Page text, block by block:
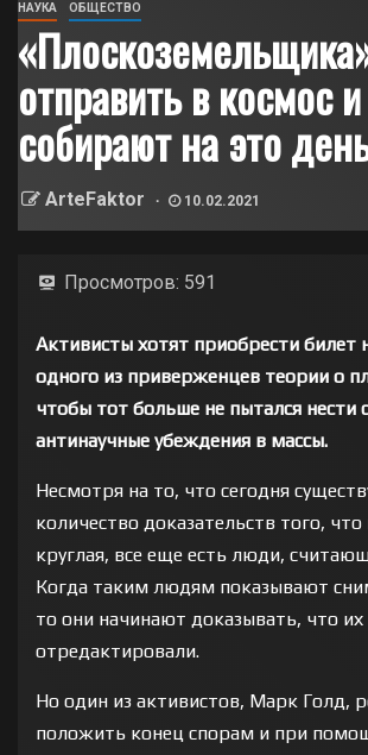
НАУКА ОБЩЕСТВО
отправить в космос
собирают на это
ArteFaktor 10.02.2021
Просмотров: 591
Активисты хотят приобрести билет
одного из приверженцев теории о
чтобы тот больше не пытался нести
антинаучные убеждения в массы.
Несмотря на то, что сегодня
количество доказательств того,
круглая, все еще есть люди,
Когда таким людям показывают
то они начинают доказывать, что их
отредактировали.
Но один из активистов, Марк Голд,
положить конец спорам и при